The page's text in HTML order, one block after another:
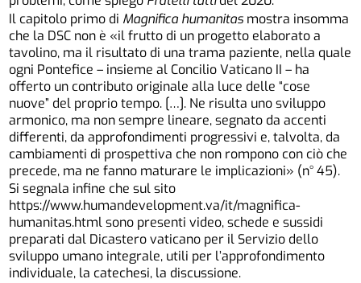
Il capitolo primo di Magnifica humanitas mostra insomma
che la DSC non è «il frutto di un progetto elaborato a
tavolino, ma il risultato di una trama paziente, nella quale
ogni Pontefice – insieme al Concilio Vaticano II – ha
offerto un contributo originale alla luce delle “cose
nuove” del proprio tempo. […]. Ne risulta uno sviluppo
armonico, ma non sempre lineare, segnato da accenti
differenti, da approfondimenti progressivi e, talvolta, da
cambiamenti di prospettiva che non rompono con ciò che
precede, ma ne fanno maturare le implicazioni» (n° 45).
Si segnala infine che sul sito
https://www.humandevelopment.va/it/magnifica-
humanitas.html sono presenti video, schede e sussidi
preparati dal Dicastero vaticano per il Servizio dello
sviluppo umano integrale, utili per l’approfondimento
individuale, la catechesi, la discussione.